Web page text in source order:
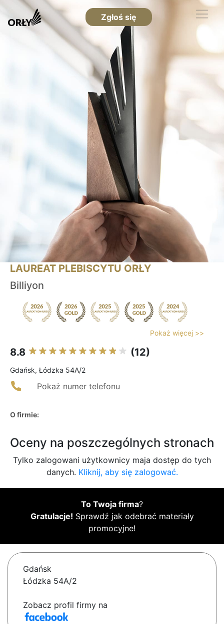
Zgłoś się
LAUREAT PLEBISCYTU ORŁY
Billiyon
Pokaż więcej >>
8.8 (12)
Gdańsk, Łódzka 54A/2
Pokaż numer telefonu
O firmie:
Oceny na poszczególnych stronach
Tylko zalogowani użytkownicy maja dostęp do tych
danych. Kliknij, aby się zalogować.
To Twoja firma?
Gratulacje! Sprawdź jak odebrać materiały
promocyjne!
Gdańsk
Łódzka 54A/2
Zobacz profil firmy na